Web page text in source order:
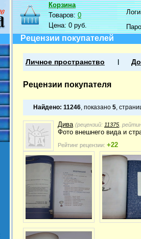
Корзина
Товаров:0
Цена:0 руб.
Рецензии покупателей
Личное пространство
Рецензии покупателя
Найдено: 11246, показано 5,
Дива (рецензий: 11375 ,
Фото внешнего вида и
Рейтинг рецензии: +22